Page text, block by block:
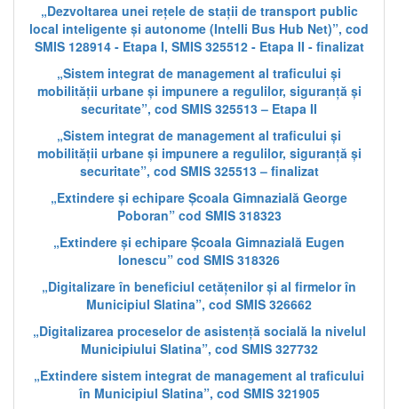
„Dezvoltarea unei rețele de stații de transport public
local inteligente și autonome (Intelli Bus Hub Net)”, cod
SMIS 128914 - Etapa I, SMIS 325512 - Etapa II - finalizat
„Sistem integrat de management al traficului și
mobilității urbane și impunere a regulilor, siguranță și
securitate”, cod SMIS 325513 – Etapa II
„Sistem integrat de management al traficului și
mobilității urbane și impunere a regulilor, siguranță și
securitate”, cod SMIS 325513 – finalizat
„Extindere și echipare Școala Gimnazială George
Poboran” cod SMIS 318323
„Extindere și echipare Școala Gimnazială Eugen
Ionescu” cod SMIS 318326
„Digitalizare în beneficiul cetățenilor și al firmelor în
Municipiul Slatina”, cod SMIS 326662
„Digitalizarea proceselor de asistență socială la nivelul
Municipiului Slatina”, cod SMIS 327732
„Extindere sistem integrat de management al traficului
în Municipiul Slatina”, cod SMIS 321905